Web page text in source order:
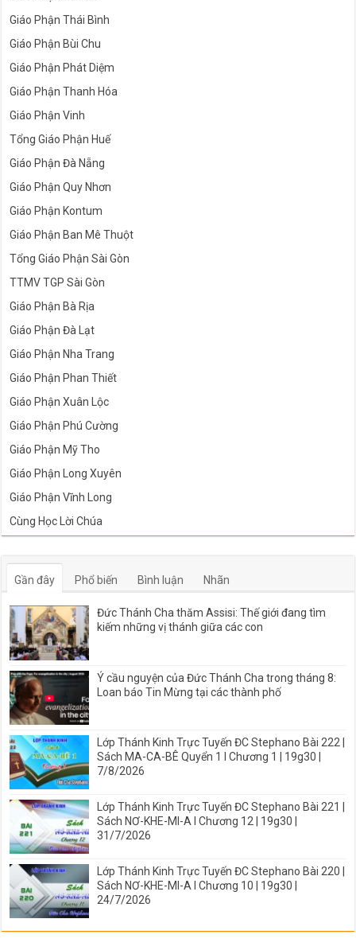
Giáo Phận Thái Bình
Giáo Phận Bùi Chu
Giáo Phận Phát Diệm
Giáo Phận Thanh Hóa
Giáo Phận Vinh
Tổng Giáo Phận Huế
Giáo Phận Đà Nẵng
Giáo Phận Quy Nhơn
Giáo Phận Kontum
Giáo Phận Ban Mê Thuột
Tổng Giáo Phận Sài Gòn
TTMV TGP Sài Gòn
Giáo Phận Bà Rịa
Giáo Phận Đà Lạt
Giáo Phận Nha Trang
Giáo Phận Phan Thiết
Giáo Phận Xuân Lộc
Giáo Phận Phú Cường
Giáo Phận Mỹ Tho
Giáo Phận Long Xuyên
Giáo Phận Vĩnh Long
Cùng Học Lời Chúa
Gần đây Phổ biến Bình luận Nhãn
Đức Thánh Cha thăm Assisi: Thế giới đang tìm
kiếm những vị thánh giữa các con
Ý cầu nguyện của Đức Thánh Cha trong tháng 8:
Loan báo Tin Mừng tại các thành phố
Lớp Thánh Kinh Trực Tuyến ĐC Stephano Bài 222 |
Sách MA-CA-BÊ Quyển 1 I Chương 1 | 19g30 |
7/8/2026
Lớp Thánh Kinh Trực Tuyến ĐC Stephano Bài 221 |
Sách NƠ-KHE-MI-A I Chương 12 | 19g30 |
31/7/2026
Lớp Thánh Kinh Trực Tuyến ĐC Stephano Bài 220 |
Sách NƠ-KHE-MI-A I Chương 10 | 19g30 |
24/7/2026